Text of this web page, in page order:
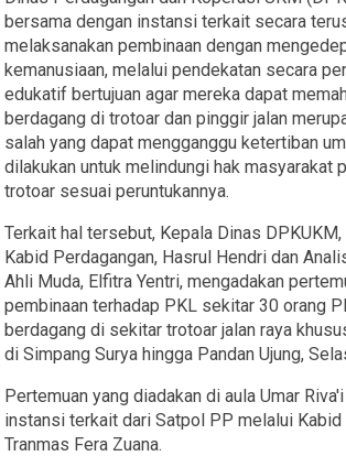
bersama dengan instansi terkait secara
melaksanakan pembinaan dengan
kemanusiaan, melalui pendekatan secara
edukatif bertujuan agar mereka dapat
berdagang di trotoar dan pinggir jalan
salah yang dapat mengganggu ketertiban
dilakukan untuk melindungi hak masyarakat
trotoar sesuai peruntukannya.
Terkait hal tersebut, Kepala Dinas
Kabid Perdagangan, Hasrul Hendri dan
Ahli Muda, Elfitra Yentri, mengadakan
pembinaan terhadap PKL sekitar 30 orang
berdagang di sekitar trotoar jalan raya
di Simpang Surya hingga Pandan Ujung,
Pertemuan yang diadakan di aula Umar
instansi terkait dari Satpol PP melalui Kabid
Tranmas Fera Zuana.